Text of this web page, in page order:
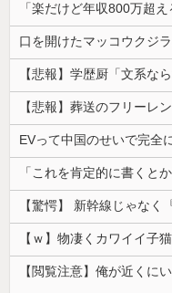
「楽だけど年収800万超
EVって中国のせいで完全
【ｗ】物凄くカワイイ子
【閲覧注意】俺が近くに